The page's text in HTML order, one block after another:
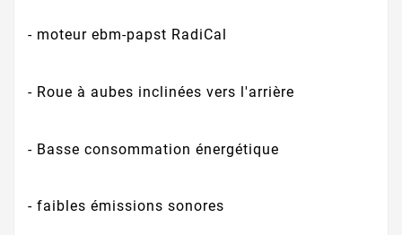
- moteur ebm-papst RadiCal
- Roue à aubes inclinées vers l'arrière
- Basse consommation énergétique
- faibles émissions sonores